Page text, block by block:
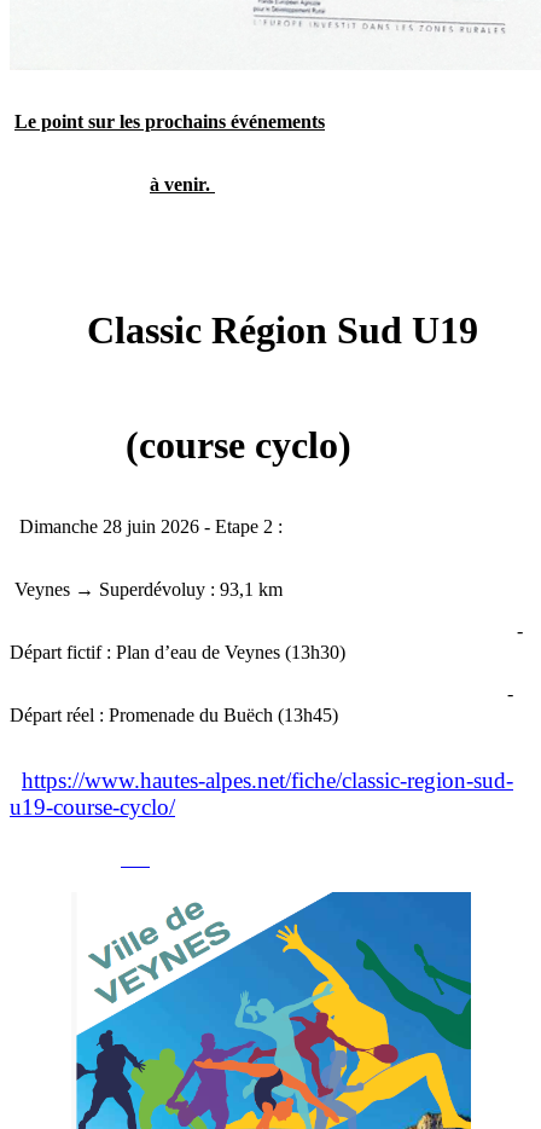
Le point sur les prochains événements
à venir.
Classic Région Sud U19
(course cyclo)
Dimanche 28 juin 2026 - Etape 2 :
Veynes → Superdévoluy : 93,1 km
-
Départ fictif : Plan d’eau de Veynes (13h30)
-
Départ réel : Promenade du Buëch (13h45)
https://www.hautes-alpes.net/fiche/classic-region-sud-
u19-course-cyclo/